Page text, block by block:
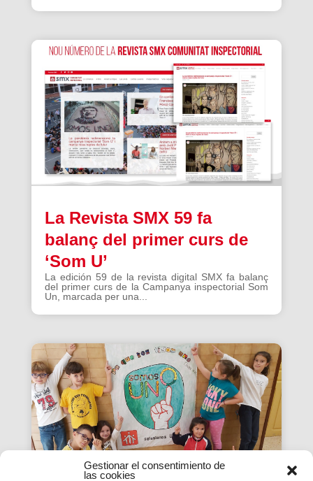
Gestionar el consentimiento de
las cookies
La Revista SMX 59 fa
balanç del primer curs de
‘Som U’
La edición 59 de la revista digital SMX fa balanç
del primer curs de la Campanya inspectorial Som
Un, marcada per una...